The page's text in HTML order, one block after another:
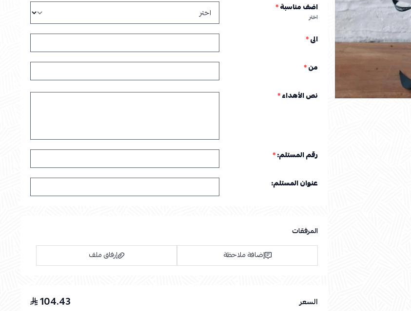
اضف مناسبة*
اختر
الى*
من*
نص الأهداء*
رقم المستلم:*
عنوان المستلم:
المرفقات
إضافة ملاحظة
إرفاق ملف
السعر 104.43